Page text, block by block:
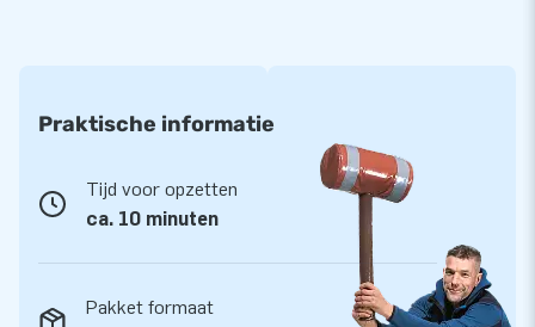
Praktische informatie
Tijd voor opzetten
ca. 10 minuten
Pakket formaat